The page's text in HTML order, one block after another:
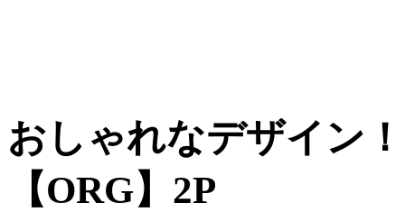
おしゃれなデザイン
【ORG】2P